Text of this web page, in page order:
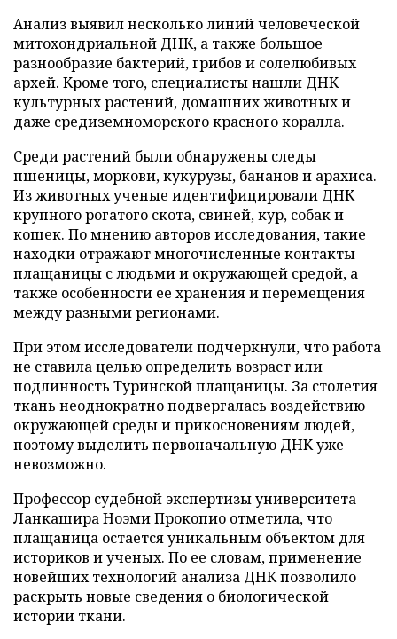
Анализ выявил несколько линий человеческой
митохондриальной ДНК, а также большое
разнообразие бактерий, грибов и солелюбивых
архей. Кроме того, специалисты нашли ДНК
культурных растений, домашних животных и
даже средиземноморского красного коралла.
Среди растений были обнаружены следы
пшеницы, моркови, кукурузы, бананов и арахиса.
Из животных ученые идентифицировали ДНК
крупного рогатого скота, свиней, кур, собак и
кошек. По мнению авторов исследования, такие
находки отражают многочисленные контакты
плащаницы с людьми и окружающей средой, а
также особенности ее хранения и перемещения
между разными регионами.
При этом исследователи подчеркнули, что работа
не ставила целью определить возраст или
подлинность Туринской плащаницы. За столетия
ткань неоднократно подвергалась воздействию
окружающей среды и прикосновениям людей,
поэтому выделить первоначальную ДНК уже
невозможно.
Профессор судебной экспертизы университета
Ланкашира Ноэми Прокопио отметила, что
плащаница остается уникальным объектом для
историков и ученых. По ее словам, применение
новейших технологий анализа ДНК позволило
раскрыть новые сведения о биологической
истории ткани.